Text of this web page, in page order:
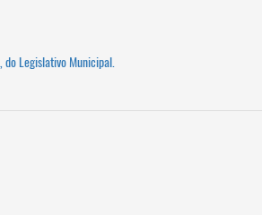
Legislativo Municipal.